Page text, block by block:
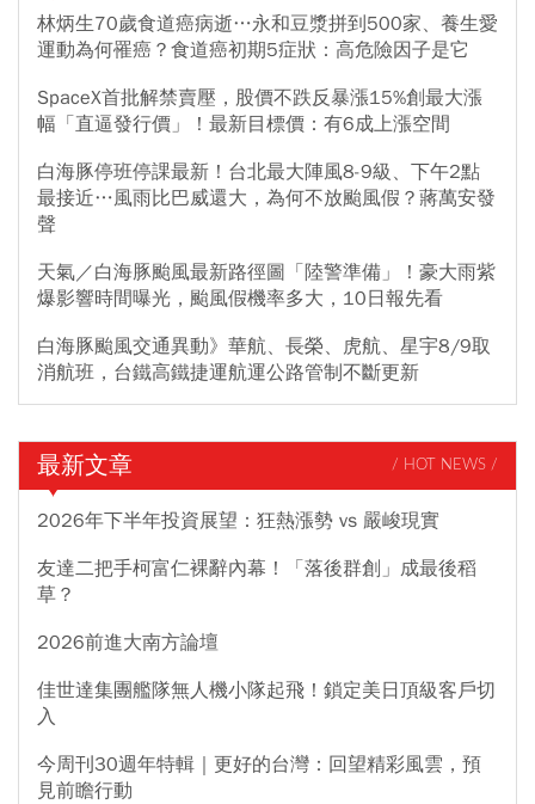
林炳生70歲食道癌病逝…永和豆漿拼到500家、養生愛
運動為何罹癌？食道癌初期5症狀：高危險因子是它
SpaceX首批解禁賣壓，股價不跌反暴漲15%創最大漲
幅「直逼發行價」！最新目標價：有6成上漲空間
白海豚停班停課最新！台北最大陣風8-9級、下午2點
最接近…風雨比巴威還大，為何不放颱風假？蔣萬安發
聲
天氣／白海豚颱風最新路徑圖「陸警準備」！豪大雨紫
爆影響時間曝光，颱風假機率多大，10日報先看
白海豚颱風交通異動》華航、長榮、虎航、星宇8/9取
消航班，台鐵高鐵捷運航運公路管制不斷更新
最新文章 / HOT NEWS /
2026年下半年投資展望：狂熱漲勢 vs 嚴峻現實
友達二把手柯富仁裸辭內幕！「落後群創」成最後稻
草？
2026前進大南方論壇
佳世達集團艦隊無人機小隊起飛！鎖定美日頂級客戶切
入
今周刊30週年特輯｜更好的台灣：回望精彩風雲，預
見前瞻行動